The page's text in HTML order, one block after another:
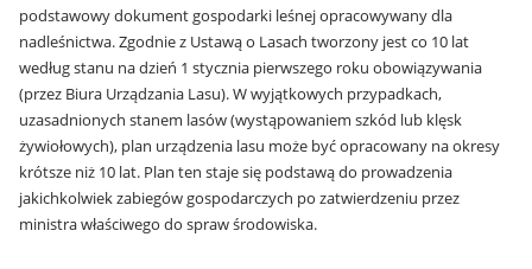
podstawowy dokument gospodarki leśnej opracowywany dla
nadleśnictwa. Zgodnie z Ustawą o Lasach tworzony jest co 10 lat
według stanu na dzień 1 stycznia pierwszego roku obowiązywania
(przez Biura Urządzania Lasu). W wyjątkowych przypadkach,
uzasadnionych stanem lasów (wystąpowaniem szkód lub klęsk
żywiołowych), plan urządzenia lasu może być opracowany na okresy
krótsze niż 10 lat. Plan ten staje się podstawą do prowadzenia
jakichkolwiek zabiegów gospodarczych po zatwierdzeniu przez
ministra właściwego do spraw środowiska.